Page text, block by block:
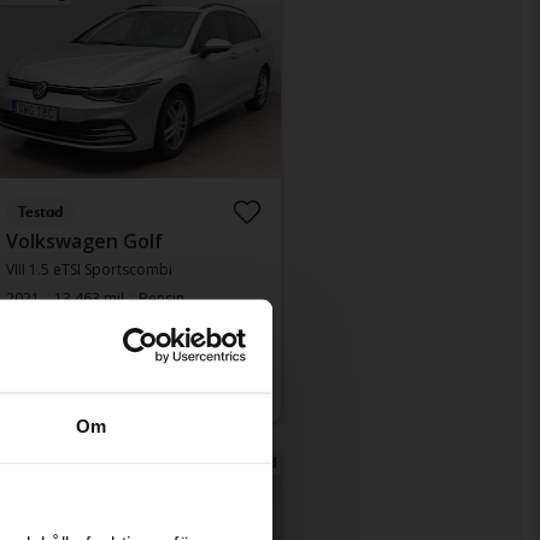
Om
Testad
Volkswagen Golf
VIII 1.5 eTSI Sportscombi
2021
13 463 mil
Bensin
Åkersberga (Runö)
100 000 kr